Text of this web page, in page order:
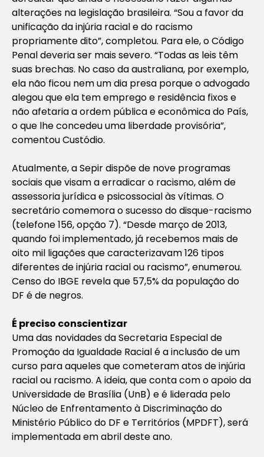
alterações na legislação brasileira. “Sou a favor da
unificação da injúria racial e do racismo
propriamente dito”, completou. Para ele, o Código
Penal deveria ser mais severo. “Todas as leis têm
suas brechas. No caso da australiana, por exemplo,
ela não ficou nem um dia presa porque o advogado
alegou que ela tem emprego e residência fixos e
não afetaria a ordem pública e econômica do País,
o que lhe concedeu uma liberdade provisória”,
comentou Custódio.
Atualmente, a Sepir dispõe de nove programas
sociais que visam a erradicar o racismo, além de
assessoria jurídica e psicossocial às vítimas. O
secretário comemora o sucesso do disque-racismo
(telefone 156, opção 7). “Desde março de 2013,
quando foi implementado, já recebemos mais de
oito mil ligações que caracterizavam 126 tipos
diferentes de injúria racial ou racismo”, enumerou.
Censo do IBGE revela que 57,5% da população do
DF é de negros.
É preciso conscientizar
Uma das novidades da Secretaria Especial de
Promoção da Igualdade Racial é a inclusão de um
curso para aqueles que cometeram atos de injúria
racial ou racismo. A ideia, que conta com o apoio da
Universidade de Brasília (UnB) e é liderada pelo
Núcleo de Enfrentamento à Discriminação do
Ministério Público do DF e Territórios (MPDFT), será
implementada em abril deste ano.